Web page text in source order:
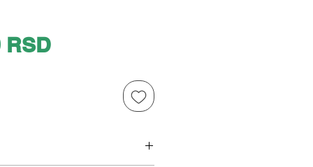
RSDPrice